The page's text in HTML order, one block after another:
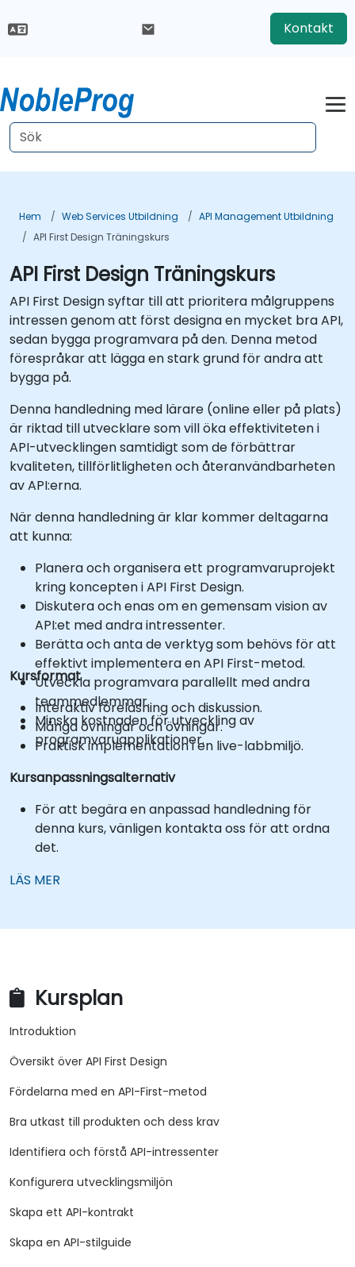
Kontakt
Hem Web Services Utbildning
API Management Utbildning
API First Design Träningskurs
API First Design Träningskurs
API First Design syftar till att prioritera målgruppens
intressen genom att först designa en mycket bra API,
sedan bygga programvara på den. Denna metod
förespråkar att lägga en stark grund för andra att
bygga på.
Denna handledning med lärare (online eller på plats)
är riktad till utvecklare som vill öka effektiviteten i
API-utvecklingen samtidigt som de förbättrar
kvaliteten, tillförlitligheten och återanvändbarheten
av API:erna.
När denna handledning är klar kommer deltagarna
att kunna:
Planera och organisera ett programvaruprojekt
kring koncepten i API First Design.
Diskutera och enas om en gemensam vision av
API:et med andra intressenter.
Berätta och anta de verktyg som behövs för att
effektivt implementera en API First-metod.
Utveckla programvara parallellt med andra
teammedlemmar.
Minska kostnaden för utveckling av
programvaruapplikationer.
Kursformat
Interaktiv föreläsning och diskussion.
Många övningar och övningar.
Praktisk implementation i en live-labbmiljö.
Kursanpassningsalternativ
För att begära en anpassad handledning för
denna kurs, vänligen kontakta oss för att ordna
det.
LÄS MER
Kursplan
Introduktion
Översikt över API First Design
Fördelarna med en API-First-metod
Bra utkast till produkten och dess krav
Identifiera och förstå API-intressenter
Konfigurera utvecklingsmiljön
Skapa ett API-kontrakt
Skapa en API-stilguide